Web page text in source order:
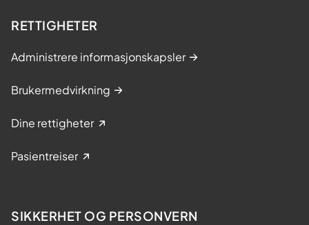
RETTIGHETER
Administrere informasjonskapsler
Brukermedvirkning
Dine rettigheter
Pasientreiser
SIKKERHET OG PERSONVERN